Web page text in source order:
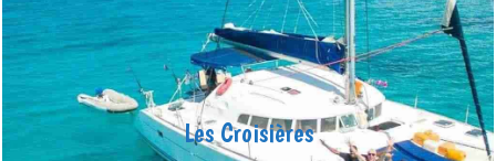
Les Croisières
Les Croisières
Découvrez Madagascar vu de l’Océan, ses côtes, ses îlots
vierges, sa faune sous-marine exceptionnelle et ses réserves
d’oiseaux tous plus colorés les uns que les autres. En
croisière de trois à onze jours, profitez d’un dépaysement total